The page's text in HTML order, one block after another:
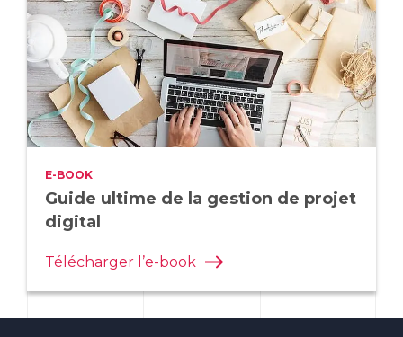
E-BOOK
Guide ultime de la gestion de projet
digital
Télécharger l’e-book